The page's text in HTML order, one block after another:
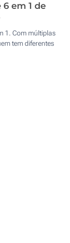
em 1 de
1. Com múltiplas
tem diferentes